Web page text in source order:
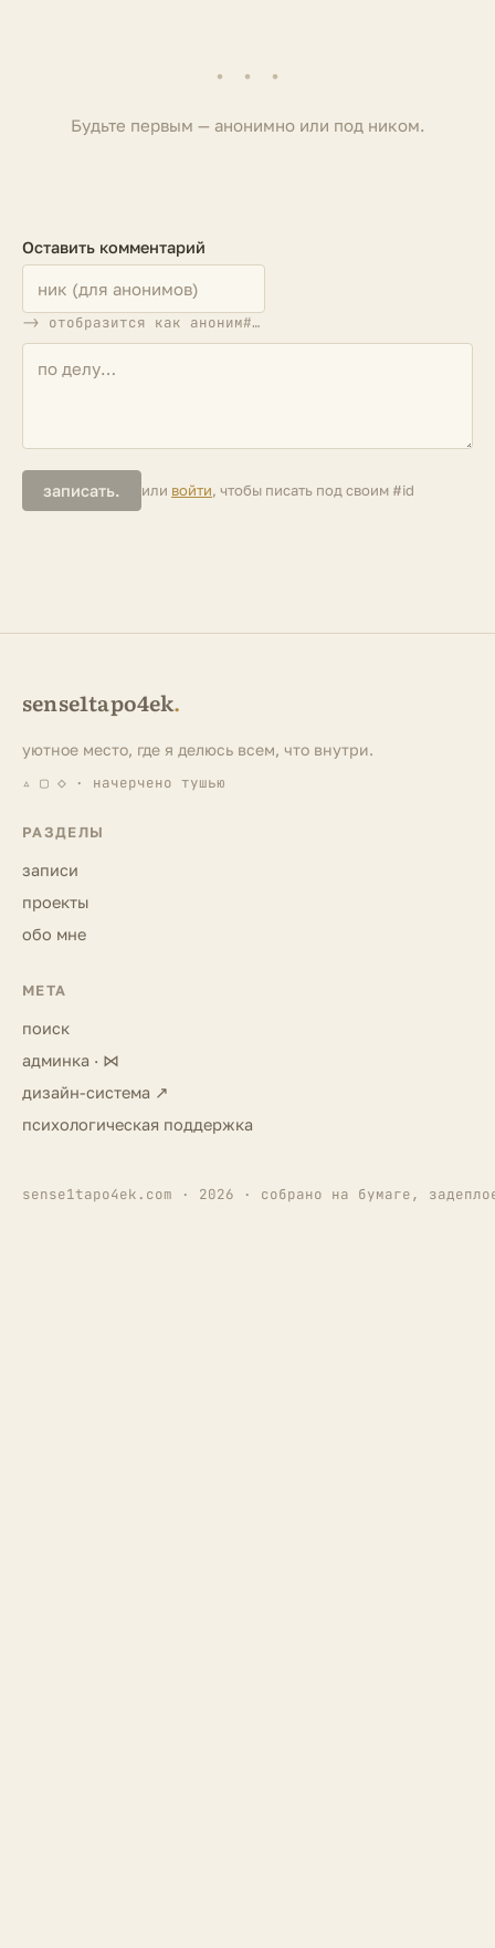
· · ·
Будьте первым — анонимно или под ником.
Оставить комментарий
-> отобразится как аноним#…
записать. или войти, чтобы писать под своим #id
sense1tapo4ek.
уютное место, где я делюсь всем, что внутри.
▵ ▢ ◇ · начерчено тушью
РАЗДЕЛЫ
записи
проекты
обо мне
МЕТА
поиск
админка · ⋈
дизайн-система ↗
психологическая поддержка
sense1tapo4ek.com · 2026 · собрано на бумаге,